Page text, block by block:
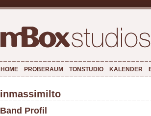
HOME PROBERAUM TONSTUDIO KALENDER
inmassimilto
Band Profil